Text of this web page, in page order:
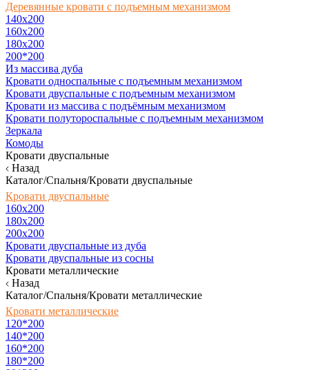
Деревянные кровати с подъемным механизмом
140x200
160х200
180х200
200*200
Из массива дуба
Кровати односпальные с подъемным механизмом
Кровати двуспальные с подъемным механизмом
Кровати из массива с подъёмным механизмом
Кровати полутороспальные с подъемным механизмом
Зеркала
Комоды
Кровати двуспальные
Назад
Каталог/Спальня/Кровати двуспальные
Кровати двуспальные
160х200
180x200
200x200
Кровати двуспальные из дуба
Кровати двуспальные из сосны
Кровати металлические
Назад
Каталог/Спальня/Кровати металлические
Кровати металлические
120*200
140*200
160*200
180*200